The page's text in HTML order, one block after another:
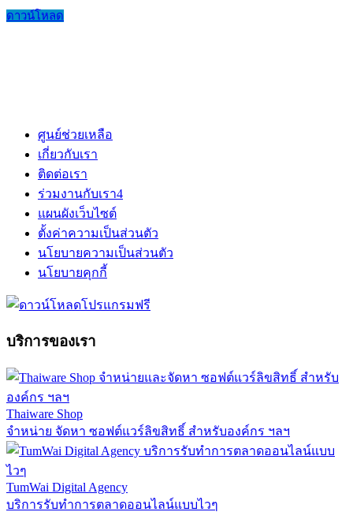
ดาวน์โหลด
ศูนย์ช่วยเหลือ
เกี่ยวกับเรา
ติดต่อเรา
ร่วมงานกับเรา4
แผนผังเว็บไซต์
ตั้งค่าความเป็นส่วนตัว
นโยบายความเป็นส่วนตัว
นโยบายคุกกี้
บริการของเรา
Thaiware Shop
จำหน่าย จัดหา ซอฟต์แวร์ลิขสิทธิ์ สำหรับองค์กร ฯลฯ
TumWai Digital Agency
บริการรับทำการตลาดออนไลน์แบบไวๆ